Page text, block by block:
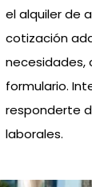
el alquiler de
cotización
necesidades,
formulario.
responderte
laborales.